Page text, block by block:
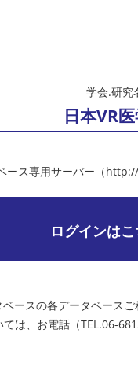
学会.研究
日本VR
ース専用サーバー（
ログインはこ
ースの各データベース
は、お電話（TEL.06-